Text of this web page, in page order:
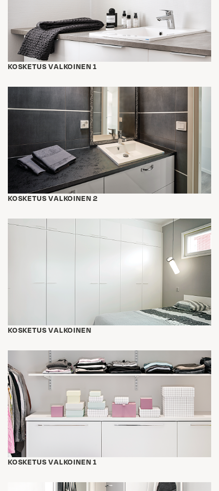
KOSKETUS VALKOINEN 1
KOSKETUS VALKOINEN 2
KOSKETUS VALKOINEN
KOSKETUS VALKOINEN 1